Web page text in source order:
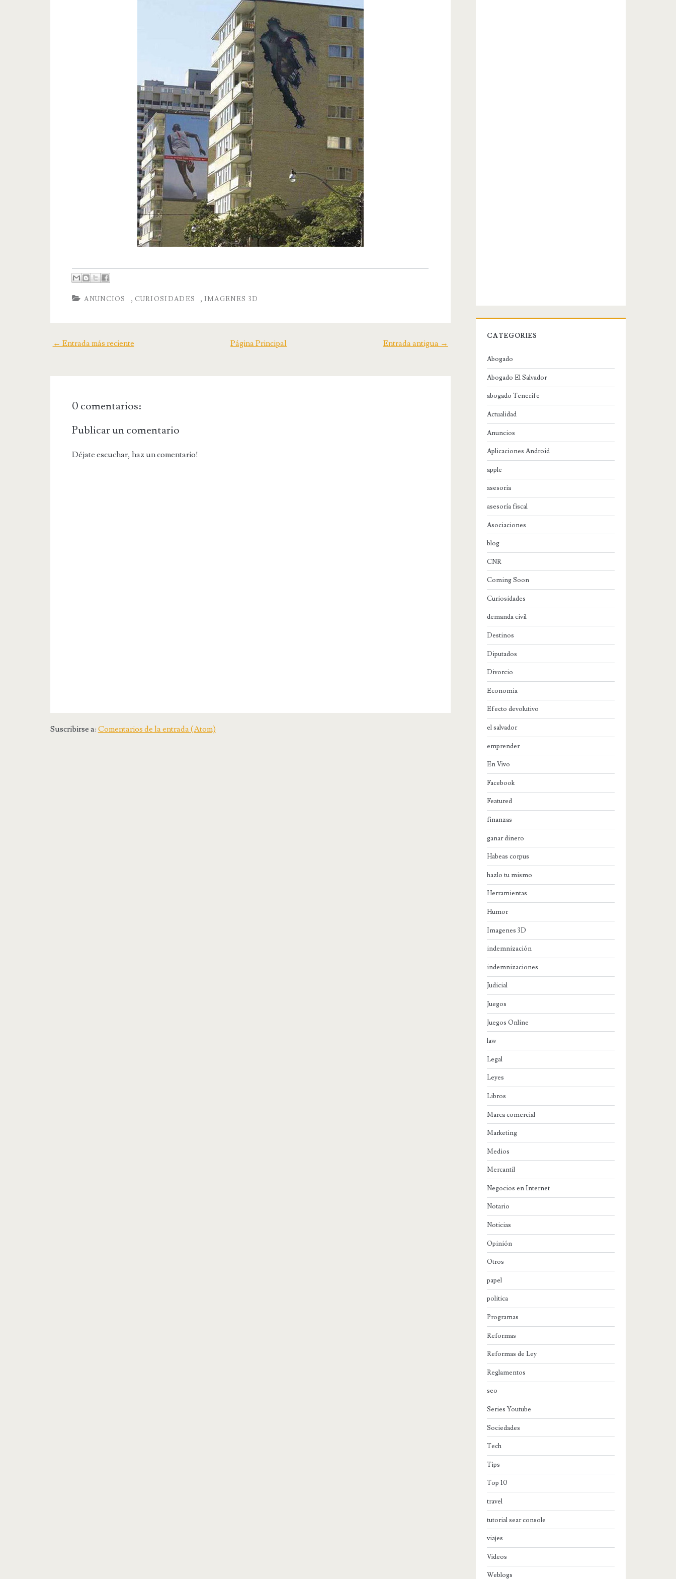
ANUNCIOS , CURIOSIDADES , IMAGENES 3D
← Entrada más reciente Entrada antigua →
Página Principal
0 comentarios:
Publicar un comentario
Déjate escuchar, haz un comentario!
Suscribirse a: Comentarios de la entrada (Atom)
CATEGORIES
Abogado
Abogado El Salvador
abogado Tenerife
Actualidad
Anuncios
Aplicaciones Android
apple
asesoria
asesoría fiscal
Asociaciones
blog
CNR
Coming Soon
Curiosidades
demanda civil
Destinos
Diputados
Divorcio
Economia
Efecto devolutivo
el salvador
emprender
En Vivo
Facebook
Featured
finanzas
ganar dinero
Habeas corpus
hazlo tu mismo
Herramientas
Humor
Imagenes 3D
indemnización
indemnizaciones
Judicial
Juegos
Juegos Online
law
Legal
Leyes
Libros
Marca comercial
Marketing
Medios
Mercantil
Negocios en Internet
Notario
Noticias
Opinión
Otros
papel
politica
Programas
Reformas
Reformas de Ley
Reglamentos
seo
Series Youtube
Sociedades
Tech
Tips
Top 10
travel
tutorial sear console
viajes
Videos
Weblogs